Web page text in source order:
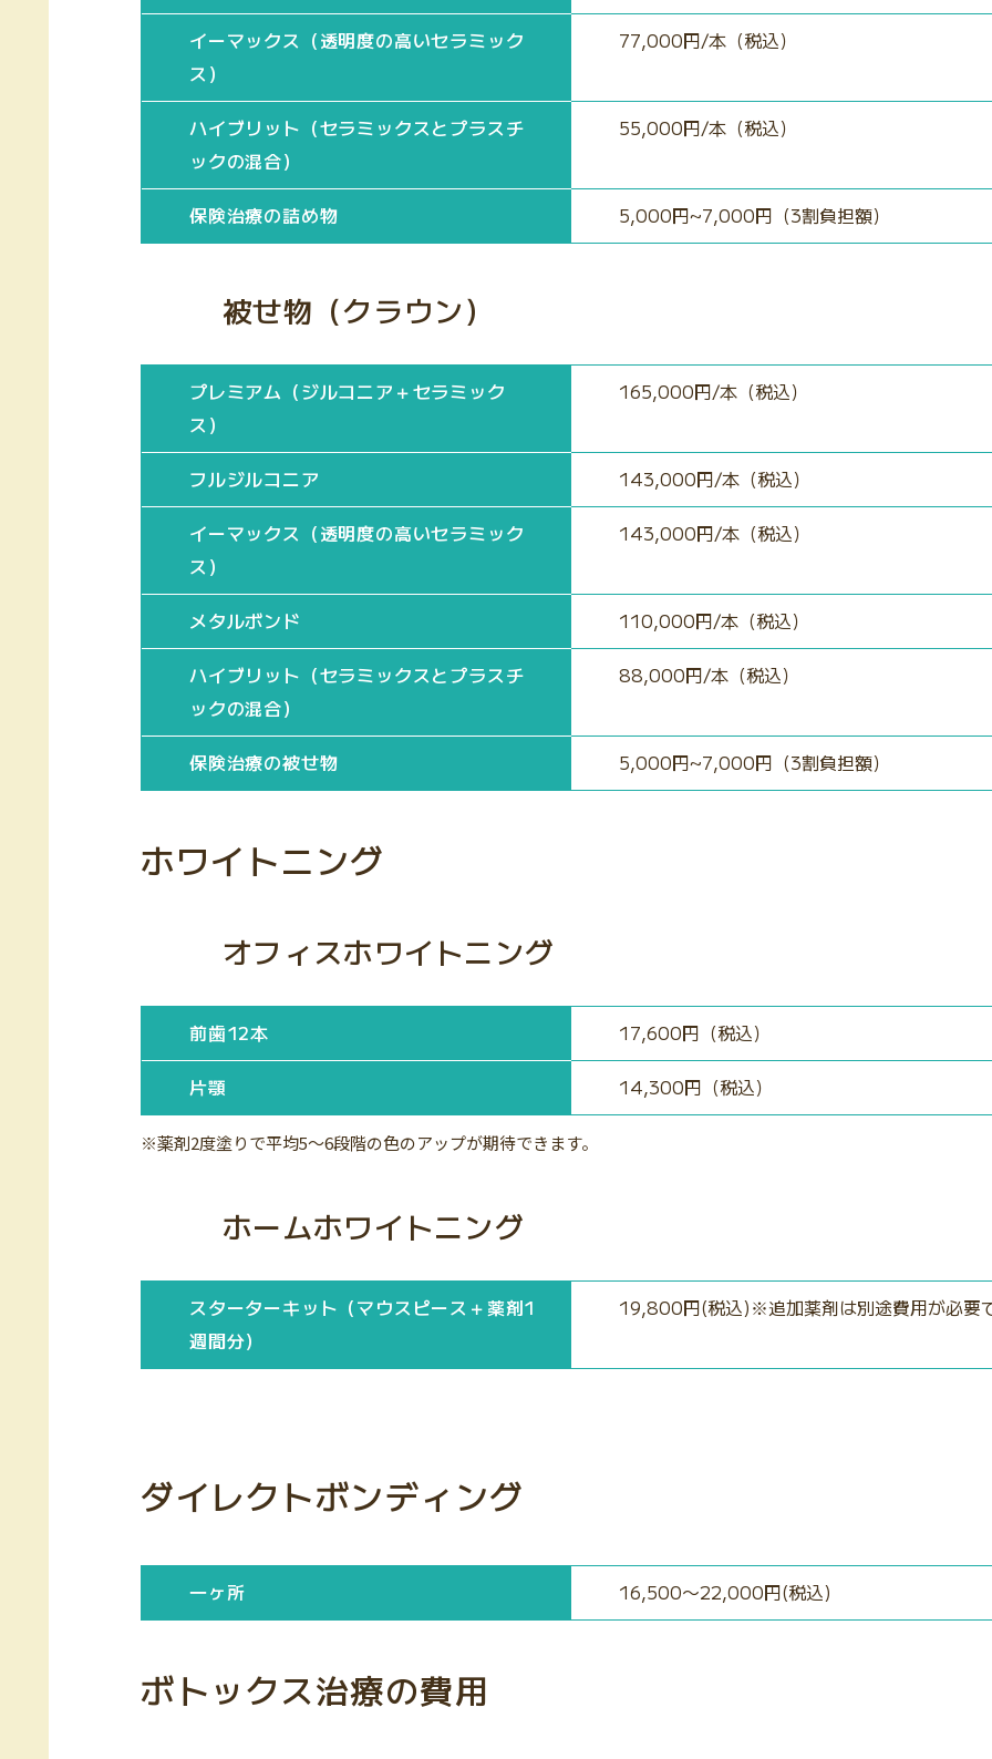
イーマックス（透明度の高いセラミック
ス）
77,000円/本（税込）
ハイブリット（セラミックスとプラスチ
ックの混合）
55,000円/本（税込）
保険治療の詰め物 5,000円~7,000円（3割負担額）
被せ物（クラウン）
プレミアム（ジルコニア＋セラミック
ス）
165,000円/本（税込）
フルジルコニア 143,000円/本（税込）
イーマックス（透明度の高いセラミック
ス）
143,000円/本（税込）
メタルボンド 110,000円/本（税込）
ハイブリット（セラミックスとプラスチ
ックの混合）
88,000円/本（税込）
保険治療の被せ物 5,000円~7,000円（3割負担額）
ホワイトニング
オフィスホワイトニング
前歯12本 17,600円（税込）
片顎 14,300円（税込）
※薬剤2度塗りで平均5〜6段階の色のアップが期待できます。
ホームホワイトニング
スターターキット（マウスピース＋薬剤1
週間分）
19,800円(税込)※追加薬剤は別途費用が必要
ダイレクトボンディング
一ヶ所 16,500〜22,000円(税込)
ボトックス治療の費用